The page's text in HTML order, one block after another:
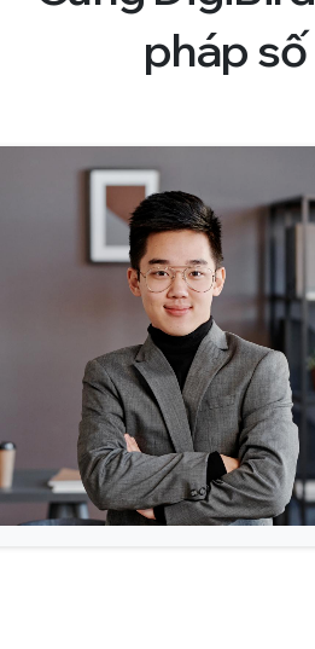
phápsố